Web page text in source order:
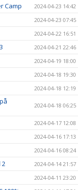
Camp 2024-04-23 14:42
2024-04-23 07:45
2024-04-22 16:51
2024-04-21 22:46
2024-04-19 18:00
2024-04-18 19:30
2024-04-18 12:19
2024-04-18 06:25
2024-04-17 12:08
2024-04-16 17:13
2024-04-16 08:24
2 2024-04-14 21:57
2024-04-11 23:20